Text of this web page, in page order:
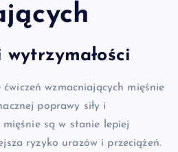
wytrzymałości
wzmacniających mięśnie
poprawy siły i
mięśnie są w stanie lepiej
ryzyko urazów i przeciążeń.